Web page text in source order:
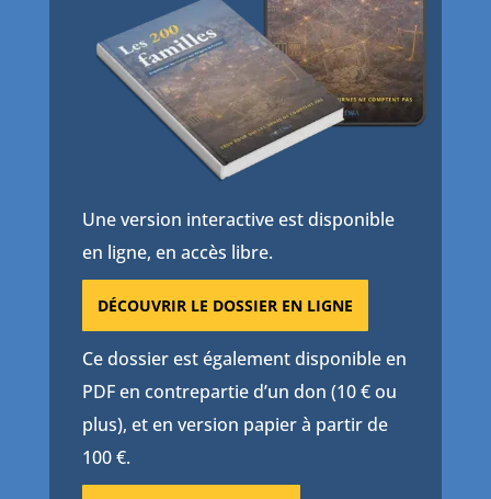
Une version interactive est disponible
en ligne, en accès libre.
DÉCOUVRIR LE DOSSIER EN LIGNE
Ce dossier est également disponible en
PDF en contrepartie d’un don (10 € ou
plus), et en version papier à partir de
100 €.